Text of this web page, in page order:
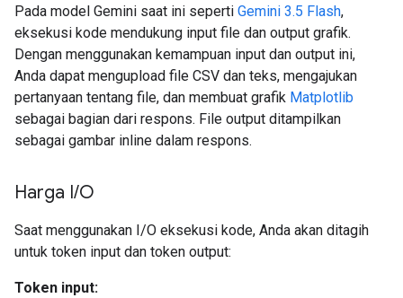
Pada model Gemini saat ini seperti Gemini 3.5 Flash,
eksekusi kode mendukung input file dan output grafik.
Dengan menggunakan kemampuan input dan output ini,
Anda dapat mengupload file CSV dan teks, mengajukan
pertanyaan tentang file, dan membuat grafik Matplotlib
sebagai bagian dari respons. File output ditampilkan
sebagai gambar inline dalam respons.
Harga I/O
Saat menggunakan I/O eksekusi kode, Anda akan ditagih
untuk token input dan token output:
Token input: